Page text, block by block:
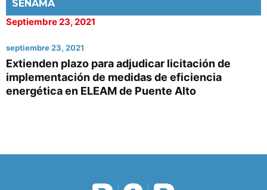
SENAMA
Septiembre 23, 2021
septiembre 23, 2021
Extienden plazo para adjudicar licitación de
implementación de medidas de eficiencia
energética en ELEAM de Puente Alto